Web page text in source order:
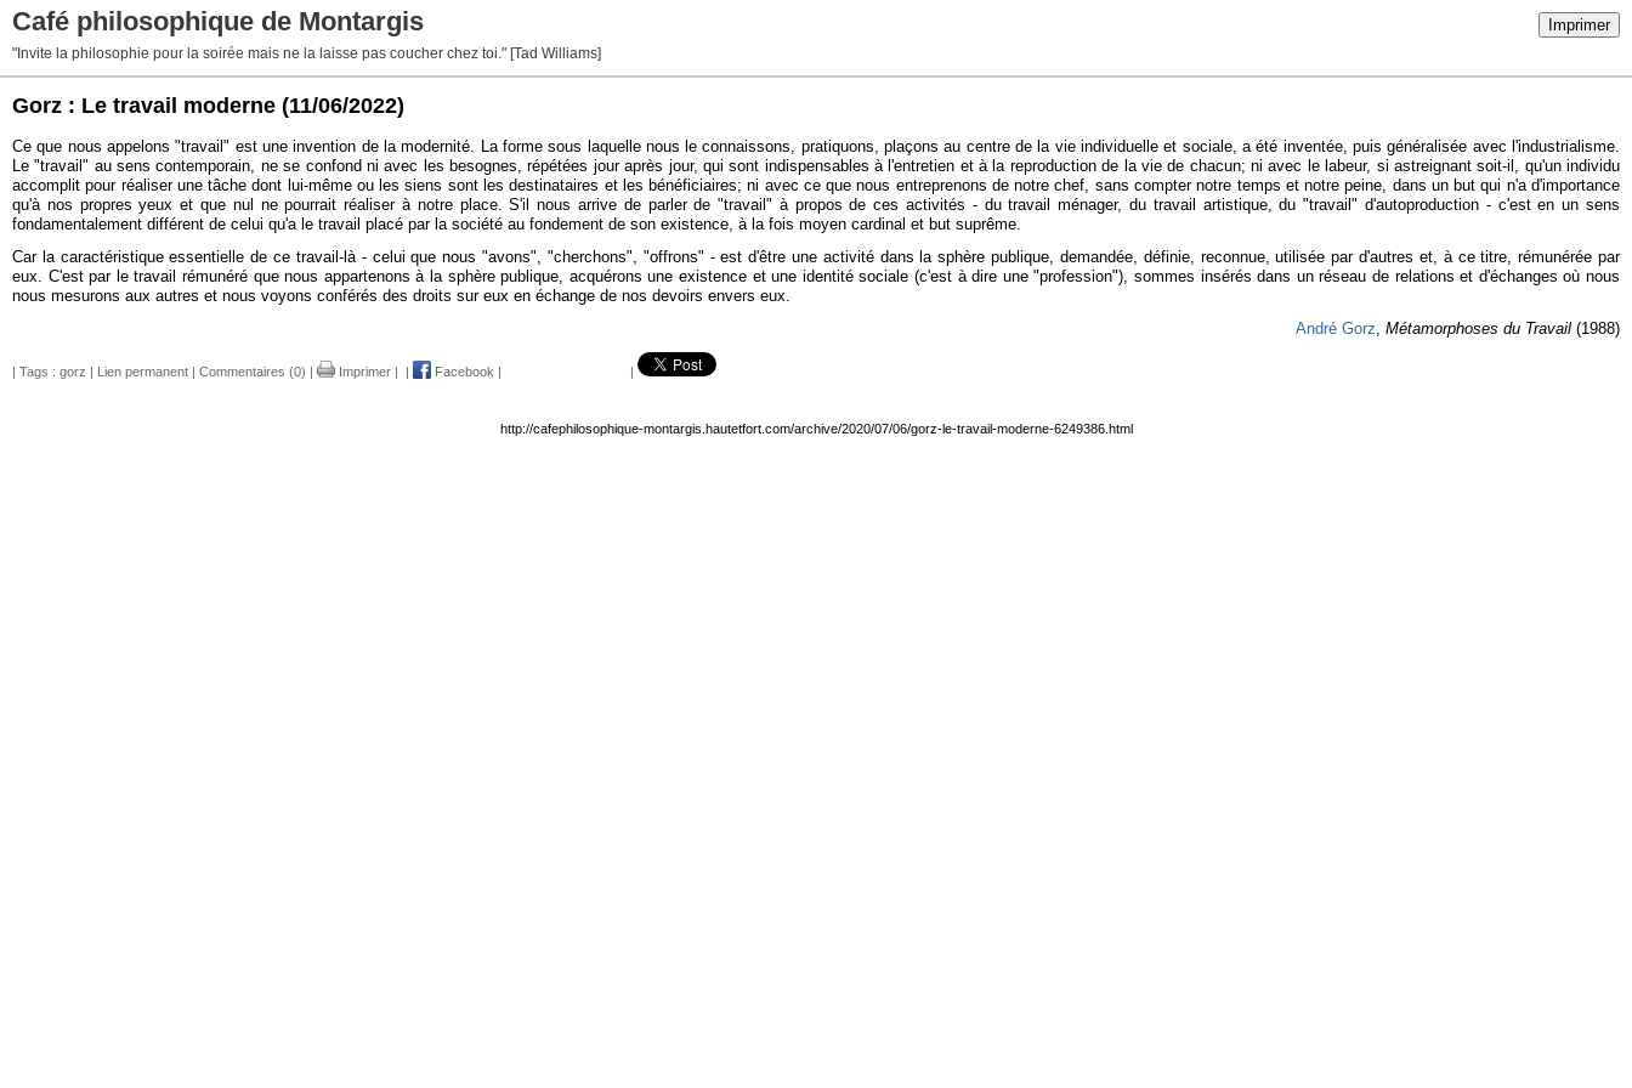
Imprimer
Café philosophique de Montargis
"Invite la philosophie pour la soirée mais ne la laisse pas coucher chez toi." [Tad Williams]
Gorz : Le travail moderne (11/06/2022)
Ce que nous appelons "travail" est une invention de la modernité. La forme sous laquelle nous le connaissons, pratiquons, plaçons au centre de la vie individuelle et sociale, a été inventée, puis généralisée avec l'industrialisme.
Le "travail" au sens contemporain, ne se confond ni avec les besognes, répétées jour après jour, qui sont indispensables à l'entretien et à la reproduction de la vie de chacun; ni avec le labeur, si astreignant soit-il, qu'un individu
accomplit pour réaliser une tâche dont lui-même ou les siens sont les destinataires et les bénéficiaires; ni avec ce que nous entreprenons de notre chef, sans compter notre temps et notre peine, dans un but qui n'a d'importance
qu'à nos propres yeux et que nul ne pourrait réaliser à notre place. S'il nous arrive de parler de "travail" à propos de ces activités - du travail ménager, du travail artistique, du "travail" d'autoproduction - c'est en un sens
fondamentalement différent de celui qu'a le travail placé par la société au fondement de son existence, à la fois moyen cardinal et but suprême.
Car la caractéristique essentielle de ce travail-là - celui que nous "avons", "cherchons", "offrons" - est d'être une activité dans la sphère publique, demandée, définie, reconnue, utilisée par d'autres et, à ce titre, rémunérée par
eux. C'est par le travail rémunéré que nous appartenons à la sphère publique, acquérons une existence et une identité sociale (c'est à dire une "profession"), sommes insérés dans un réseau de relations et d'échanges où nous
nous mesurons aux autres et nous voyons conférés des droits sur eux en échange de nos devoirs envers eux.
André Gorz, Métamorphoses du Travail (1988)
| Tags : gorz | Lien permanent | Commentaires (0) | Imprimer | | Facebook | |
http://cafephilosophique-montargis.hautetfort.com/archive/2020/07/06/gorz-le-travail-moderne-6249386.html